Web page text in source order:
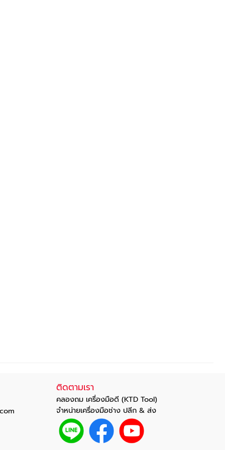
com
ติดตามเรา
คลองถม เครื่องมือดี (KTD Tool)
จำหน่ายเครื่องมือช่าง ปลีก & ส่ง